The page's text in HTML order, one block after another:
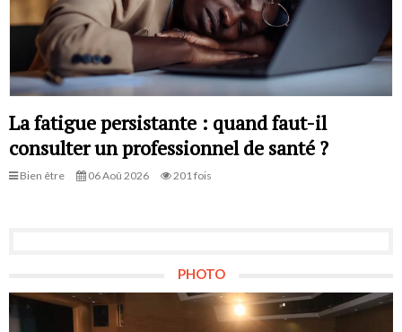
La fatigue persistante : quand faut-il
consulter un professionnel de santé ?
Bien être 06 Aoû 2026 201 fois
PHOTO